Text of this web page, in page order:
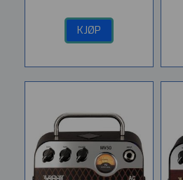
KJØP